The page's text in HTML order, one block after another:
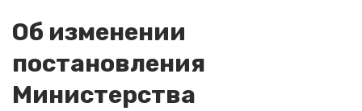
Об изменении
постановления
Министерства